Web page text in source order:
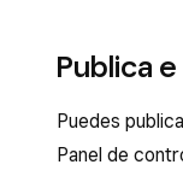
Publica
Puedes
Panel de